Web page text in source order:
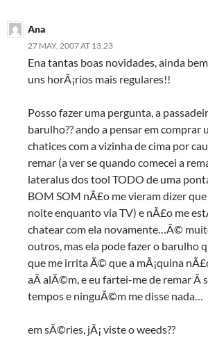
Ana
27 MAY, 2007 AT 13:23
Ena tantas boas novidades, ainda
uns horÃ¡rios mais regulares!!
Posso fazer uma pergunta, a
barulho?? ando a pensar em comprar
chatices com a vizinha de cima por
remar (a ver se quando comecei a
lateralus dos tool TODO de uma
BOM SOM nÃ£o me vieram dizer
noite enquanto via TV) e nÃ£o me
chatear com ela novamente…Ã©
outros, mas ela pode fazer o barulho
que me irrita Ã© que a mÃ¡quina
aÃ­ alÃ©m, e eu fartei-me de remar Ã
tempos e ninguÃ©m me disse nada…
em sÃ©ries, jÃ¡ viste o weeds??